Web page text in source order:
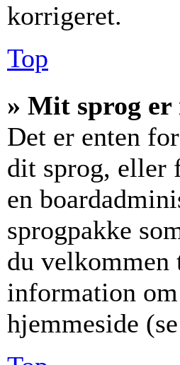
korrigeret.
Top
» Mit sprog
Det er enten
dit sprog, eller
en
sprogpakke
du velkommen
information
hjemmeside